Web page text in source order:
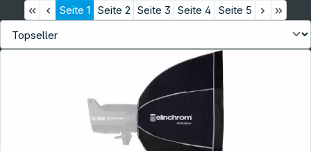
Seite 1 Seite 2 Seite 3 Seite 4 Seite 5